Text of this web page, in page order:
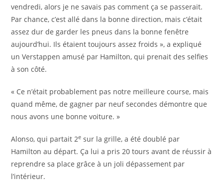
vendredi, alors je ne savais pas comment ça se passerait.
Par chance, c’est allé dans la bonne direction, mais c’était
assez dur de garder les pneus dans la bonne fenêtre
aujourd’hui. Ils étaient toujours assez froids », a expliqué
un Verstappen amusé par Hamilton, qui prenait des selfies
à son côté.
« Ce n’était probablement pas notre meilleure course, mais
quand même, de gagner par neuf secondes démontre que
nous avons une bonne voiture. »
Alonso, qui partait 2e sur la grille, a été doublé par
Hamilton au départ. Ça lui a pris 20 tours avant de réussir à
reprendre sa place grâce à un joli dépassement par
l’intérieur.